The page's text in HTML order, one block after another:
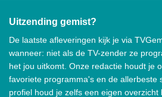
Uitzending gemist?
De laatste afleveringen kijk je via
wanneer: niet als de TV-zender ze
het jou uitkomt. Onze redactie houdt je
favoriete programma's en de allerbeste
profiel houd je zelfs een eigen